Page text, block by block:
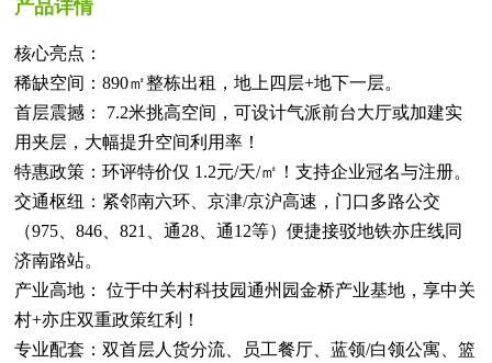
核心亮点：
稀缺空间：890㎡整栋出租，地上四层+地下一层。
首层震撼： 7.2米挑高空间，可设计气派前台大厅或加建实
用夹层，大幅提升空间利用率！
特惠政策：环评特价仅 1.2元/天/㎡！支持企业冠名与注册。
交通枢纽：紧邻南六环、京津/京沪高速，门口多路公交
（975、846、821、通28、通12等）便捷接驳地铁亦庄线同
济南路站。
产业高地： 位于中关村科技园通州园金桥产业基地，享中关
村+亦庄双重政策红利！
专业配套：双首层人货分流、员工餐厅、蓝领/白领公寓、篮